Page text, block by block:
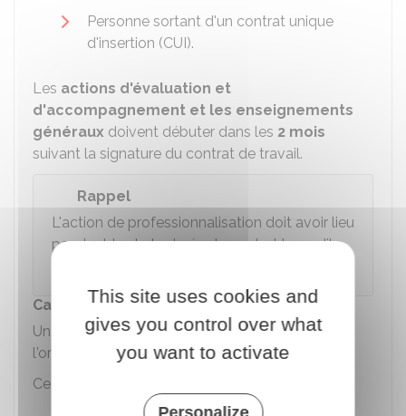
Personne sortant d'un contrat unique
d'insertion (CUI).
Les actions d'évaluation et
d'accompagnement et les enseignements
généraux doivent débuter dans les 2 mois
suivant la signature du contrat de travail.
Rappel
L'action de professionnalisation doit avoir lieu
pendant toute la durée du contrat lorsqu'il
Carte nationale des métiers
Une
carte nationale des métiersest délivrée par
l'organisme ou le service chargé de la formation.
Cette carte peut donner les avantages suivants :
This site uses cookies and
gives you control over what
you want to activate
Personalize